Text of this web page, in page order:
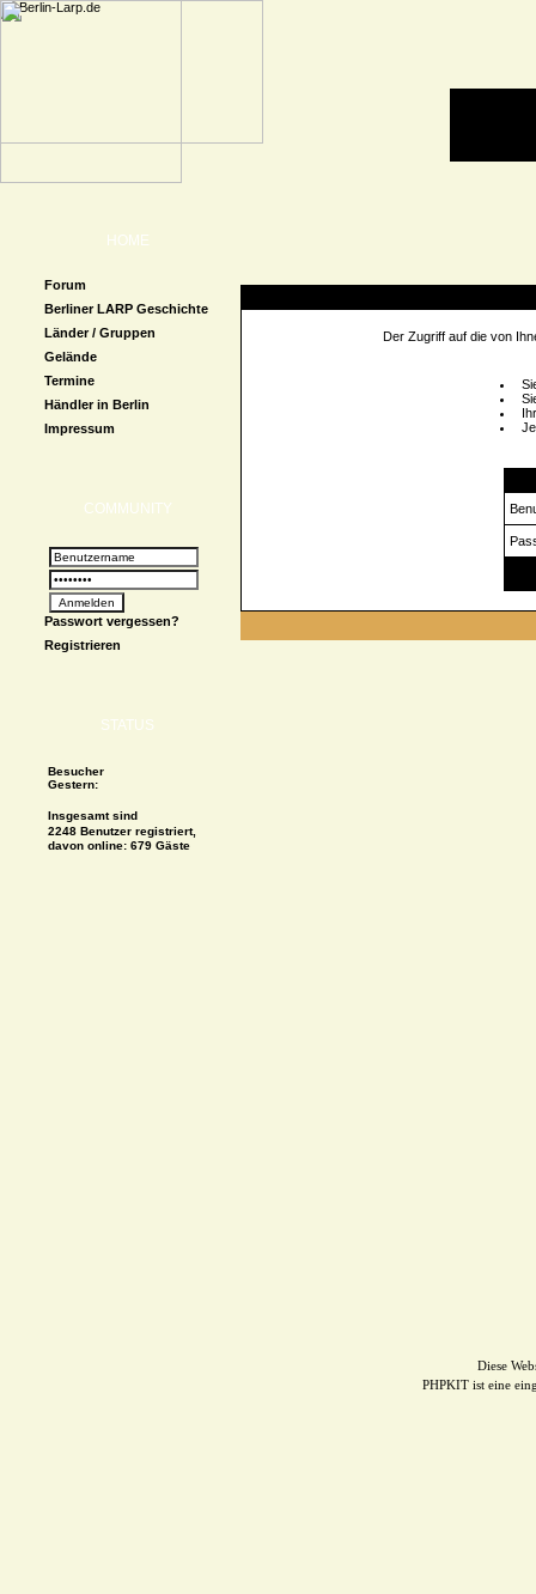
HOME
Forum
Berliner LARP Geschichte
Länder / Gruppen
Gelände
Termine
Händler in Berlin
Impressum
COMMUNITY
Passwort vergessen?
Registrieren
STATUS
Besucher
Gestern:
Insgesamt sind
2248 Benutzer registriert,
davon online: 679 Gäste
Der Zugriff auf die von
Diese
PHPKIT ist eine